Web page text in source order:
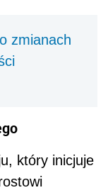
zmianach
który inicjuje